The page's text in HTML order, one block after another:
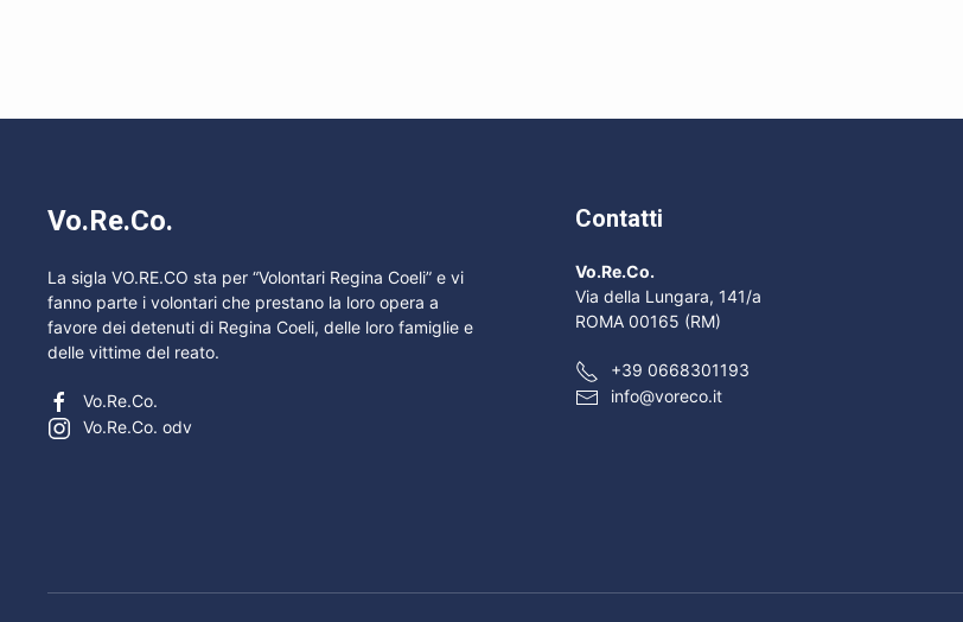
Vo.Re.Co.
La sigla VO.RE.CO sta per “Volontari Regina Coeli” e vi
fanno parte i volontari che prestano la loro opera a
favore dei detenuti di Regina Coeli, delle loro famiglie e
delle vittime del reato.
Vo.Re.Co.
Vo.Re.Co. odv
Contatti
Vo.Re.Co.
Via della Lungara, 141/a
ROMA 00165 (RM)
+39 0668301193
info@voreco.it